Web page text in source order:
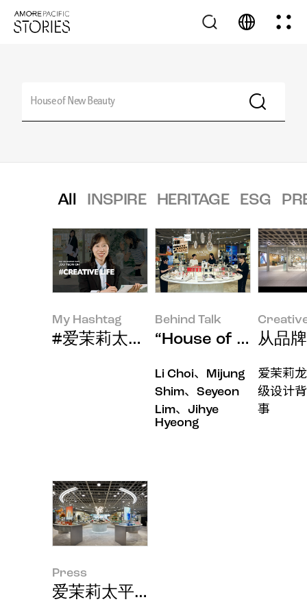
All INSPIRE HERITAGE ESG
My Hashtag
#爱茉莉太平洋旗舰店空间设计师
Behind Talk
“House of New
Li Choi、Mijung
Shim、Seyeon
Lim、Jihye
Hyeong
从品
爱茉莉
级设计
事
Press
爱茉莉太平洋承载"Create New